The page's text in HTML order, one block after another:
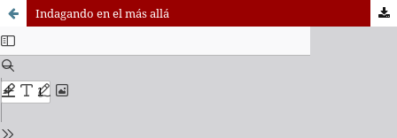
Indagando en el más allá